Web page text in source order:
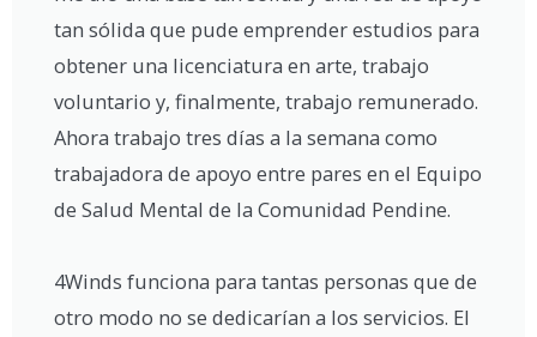
tan sólida que pude emprender estudios para
obtener una licenciatura en arte, trabajo
voluntario y, finalmente, trabajo remunerado.
Ahora trabajo tres días a la semana como
trabajadora de apoyo entre pares en el Equipo
de Salud Mental de la Comunidad Pendine.
4Winds funciona para tantas personas que de
otro modo no se dedicarían a los servicios. El